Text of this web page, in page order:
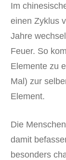
Im
einen Zyklus
Jahre
Feuer. So
Elemente zu
Mal) zur
Element.
Die
damit
besonders